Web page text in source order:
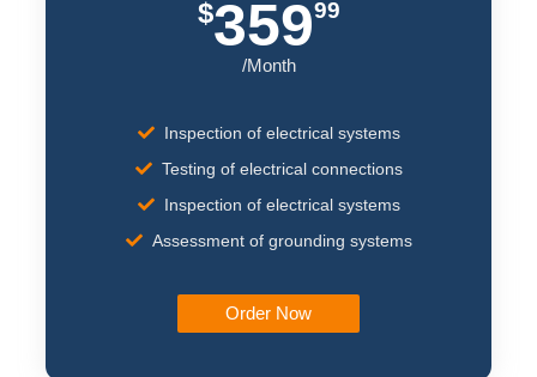
$35999
/Month
Inspection of electrical systems
Testing of electrical connections
Inspection of electrical systems
Assessment of grounding systems
Order Now